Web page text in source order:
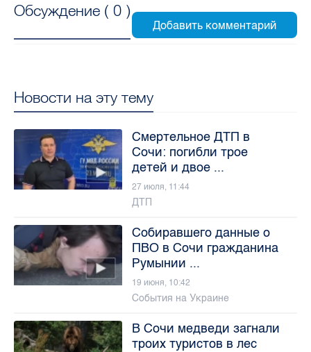
Обсуждение ( 0 )
Новости на эту тему
Смертельное ДТП в
Сочи: погибли трое
детей и двое ...
27 июля, 11:44
ДТП
Собиравшего данные о
ПВО в Сочи гражданина
Румынии ...
19 июня, 10:42
События на Украине
В Сочи медведи загнали
троих туристов в лес